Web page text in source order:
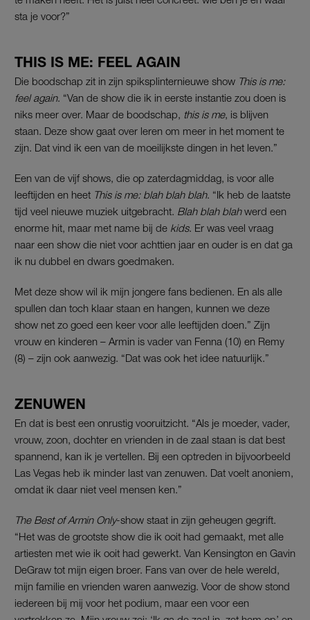
sta je voor?”
THIS IS ME: FEEL AGAIN
Die boodschap zit in zijn spiksplinternieuwe show This is me:
feel again. “Van de show die ik in eerste instantie zou doen is
niks meer over. Maar de boodschap,
this is me, is blijven
staan. Deze show gaat over leren om meer in het moment te
zijn. Dat vind ik een van de moeilijkste dingen in het leven.”
Een van de vijf shows, die op zaterdagmiddag, is voor alle
leeftijden en heet This is me: blah blah blah. “Ik heb de laatste
tijd veel nieuwe muziek uitgebracht. Blah blah blahwerd een
enorme hit, maar met name bij de kids. Er was veel vraag
naar een show die niet voor achttien jaar en ouder is en dat ga
ik nu dubbel en dwars goedmaken.
Met deze show wil ik mijn jongere fans bedienen. En als alle
spullen dan toch klaar staan en hangen, kunnen we deze
show net zo goed een keer voor alle leeftijden doen.” Zijn
vrouw en kinderen – Armin is vader van Fenna (10) en Remy
(8) – zijn ook aanwezig. “Dat was ook het idee natuurlijk.”
ZENUWEN
En dat is best een onrustig vooruitzicht. “Als je moeder, vader,
vrouw, zoon, dochter en vrienden in de zaal staan is dat best
spannend, kan ik je vertellen. Bij een optreden in bijvoorbeeld
Las Vegas heb ik minder last van zenuwen. Dat voelt anoniem,
omdat ik daar niet veel mensen ken.”
The Best of Armin Only-show staat in zijn geheugen gegrift.
“Het was de grootste show die ik ooit had gemaakt, met alle
artiesten met wie ik ooit had gewerkt. Van Kensington en Gavin
DeGraw tot mijn eigen broer. Fans van over de hele wereld,
mijn familie en vrienden waren aanwezig. Voor de show stond
iedereen bij mij voor het podium, maar een voor een